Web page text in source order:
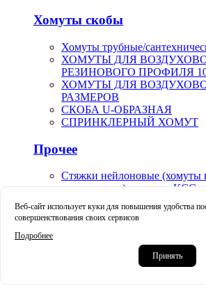
Хомуты скобы
Хомуты трубные/
ХОМУТЫ ДЛЯ
РЕЗИНОВОГО ПРОФИЛЯ
ХОМУТЫ ДЛЯ
РАЗМЕРОВ
СКОБА U-ОБРАЗНАЯ
СПРИНКЛЕРНЫЙ ХОМУТ
Прочее
Стяжки нейлоновые (хомуты
пластиковые) стандарт КСС
Маркеры карандаши маркер-
Краскораспылители
распылители арт.V-0019
Крацовки корщетки
Веб-сайт использует куки для повышения удобства
совершенствования своих сервисов
Подробнее
Принять